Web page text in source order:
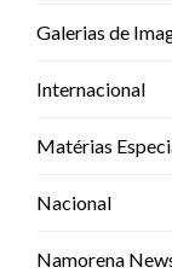
Galerias de
Internacional
Matérias
Nacional
Namorena